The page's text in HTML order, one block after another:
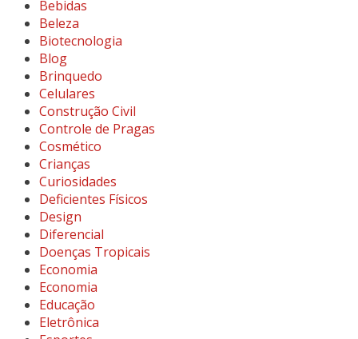
Bebidas
Beleza
Biotecnologia
Blog
Brinquedo
Celulares
Construção Civil
Controle de Pragas
Cosmético
Crianças
Curiosidades
Deficientes Físicos
Design
Diferencial
Doenças Tropicais
Economia
Economia
Educação
Eletrônica